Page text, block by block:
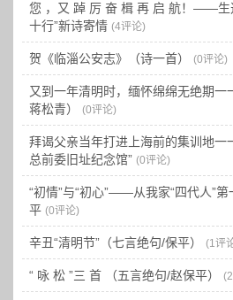
您 ，又 踔 厉 奋 楫 再 启 航！——生
十行”新诗寄情 (4评论)
贺《临淄公安志》（诗一首） (0评论)
又到一年清明时，缅怀绵绵无绝期一
蒋松青）
(0评论)
拜谒父亲当年打进上海前的集训地一
总前委旧址纪念馆” (0评论)
“初情”与“初心”——从我家“四代人”第
平 (0评论)
辛丑“清明节”（七言绝句/保平） (1评
“ 咏 松 ”三 首 （五言绝句/赵保平）